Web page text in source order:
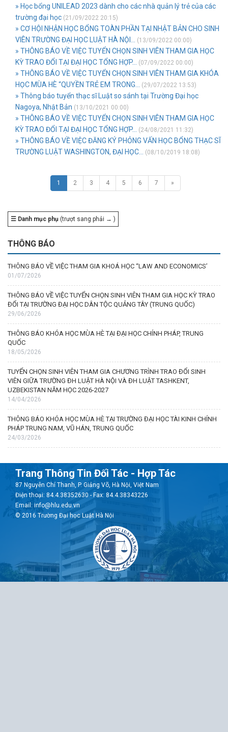
» Học bổng UNILEAD 2023 dành cho các nhà quản lý trẻ của các
trường đại học (21/09/2022 20:15)
» CƠ HỘI NHẬN HỌC BỔNG TOÀN PHẦN TẠI NHẬT BẢN CHO SINH
VIÊN TRƯỜNG ĐẠI HỌC LUẬT HÀ NỘI...
(13/09/2022 00:00)
» THÔNG BÁO VỀ VIỆC TUYỂN CHỌN SINH VIÊN THAM GIA HỌC
KỲ TRAO ĐỔI TẠI ĐẠI HỌC TỔNG HỢP...
(07/09/2022 00:00)
» THÔNG BÁO VỀ VIỆC TUYỂN CHỌN SINH VIÊN THAM GIA KHÓA
HỌC MÙA HÈ “QUYỀN TRẺ EM TRONG...
(29/07/2022 13:53)
» Thông báo tuyển thạc sĩ Luật so sánh tại Trường Đại học
Nagoya, Nhật Bản (13/10/2021 00:00)
» THÔNG BÁO VỀ VIỆC TUYỂN CHỌN SINH VIÊN THAM GIA HỌC
KỲ TRAO ĐỔI TẠI ĐẠI HỌC TỔNG HỢP...
(24/08/2021 11:32)
» THÔNG BÁO VỀ VIỆC ĐĂNG KÝ PHỎNG VẤN HỌC BỔNG THẠC SĨ
TRƯỜNG LUẬT WASHINGTON, ĐẠI HỌC...
(08/10/2019 18:08)
1 2 3 4 5 6 7 »
☰ Danh mục phụ (trượt sang phải → )
THÔNG BÁO
THÔNG BÁO VỀ VIỆC THAM GIA KHOÁ HỌC “LAW AND ECONOMICS’
01/07/2026
THÔNG BÁO VỀ VIỆC TUYỂN CHỌN SINH VIÊN THAM GIA HỌC KỲ TRAO
ĐỔI TẠI TRƯỜNG ĐẠI HỌC DÂN TỘC QUẢNG TÂY (TRUNG QUỐC)
29/06/2026
THÔNG BÁO KHÓA HỌC MÙA HÈ TẠI ĐẠI HỌC CHÍNH PHÁP, TRUNG
QUỐC
18/05/2026
TUYỂN CHỌN SINH VIÊN THAM GIA CHƯƠNG TRÌNH TRAO ĐỔI SINH
VIÊN GIỮA TRƯỜNG ĐH LUẬT HÀ NỘI VÀ ĐH LUẬT TASHKENT,
UZBEKISTAN NĂM HỌC 2026-2027
14/04/2026
THÔNG BÁO KHÓA HỌC MÙA HÈ TẠI TRƯỜNG ĐẠI HỌC TÀI KINH CHÍNH
PHÁP TRUNG NAM, VŨ HÁN, TRUNG QUỐC
24/03/2026
Trang Thông Tin Đối Tác - Hợp Tác
87 Nguyễn Chí Thanh, P. Giảng Võ, Hà Nội, Việt Nam
Điện thoại: 84.4.38352630 - Fax: 84.4.38343226
Email: info@hlu.edu.vn
© 2016 Trường Đại học Luật Hà Nội